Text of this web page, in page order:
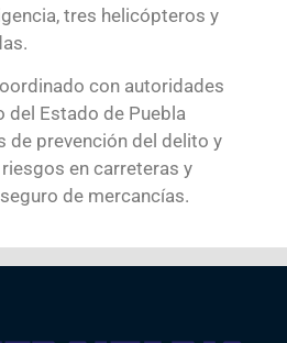
tres helicópteros y
con autoridades
del Estado de Puebla
de prevención del delito y
en carreteras y
de mercancías.